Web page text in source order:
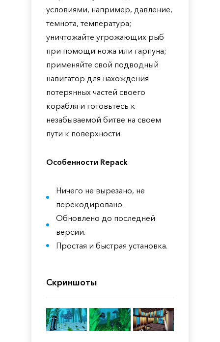
условиями, например, давление,
темнота, температура;
уничтожайте угрожающих рыб
при помощи ножа или гарпуна;
применяйте свой подводный
навигатор для нахождения
потерянных частей своего
корабля и готовьтесь к
незабываемой битве на своем
пути к поверхности.
Особенности Repack
Ничего не вырезано, не
перекодировано.
Обновлено до последней
версии.
Простая и быстрая установка.
Скриншоты